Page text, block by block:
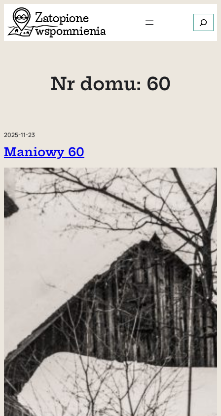
Przejdź
do
treści
Szukaj
Nr domu: 60
2025-11-23
Maniowy 60